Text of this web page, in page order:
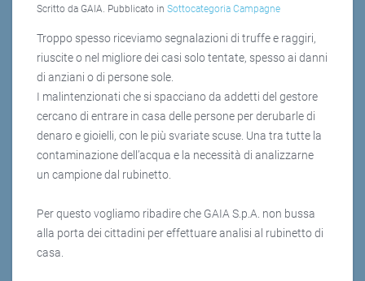
Scritto da GAIA. Pubblicato in Sottocategoria Campagne
Troppo spesso riceviamo segnalazioni di truffe e raggiri,
riuscite o nel migliore dei casi solo tentate, spesso ai danni
di anziani o di persone sole.
I malintenzionati che si spacciano da addetti del gestore
cercano di entrare in casa delle persone per derubarle di
denaro e gioielli, con le più svariate scuse. Una tra tutte la
contaminazione dell’acqua e la necessità di analizzarne
un campione dal rubinetto.
Per questo vogliamo ribadire che GAIA S.p.A. non bussa
alla porta dei cittadini per effettuare analisi al rubinetto di
casa.